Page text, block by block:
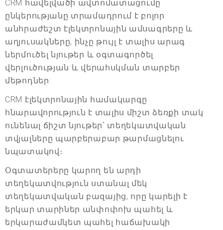
CRM հավելվածի ավտոմատացումը
ընկերությանը տրամադրում է բոլոր
անհրաժեշտ էլեկտրոնային ամսագրերը և
աղյուսակները, ինչը թույլ է տալիս արագ
ներմուծել նյութեր և օգտագործել
վերլուծության և վերահսկման տարբեր
մեթոդներ:
CRM էլեկտրոնային համակարգը
հնարավորություն է տալիս միշտ ձեռքի տակ
ունենալ ճիշտ նյութեր՝ տեղեկատվական
տվյալները պարբերաբար թարմացնելու
նպատակով։
Օգտատերերը կարող են արդի
տեղեկատվություն ստանալ մեկ
տեղեկատվական բազայից, որը կարելի է
երկար տարիներ անփոփոխ պահել և
երկարաժամկետ պահել հաճախակի